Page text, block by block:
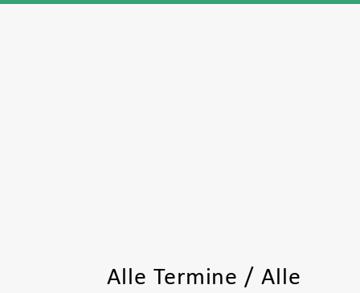
Alle Termine / Alle